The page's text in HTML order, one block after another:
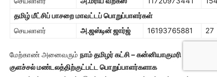
தமிழ் மீட்சிப் பாசறை மாவட்டப் பொறுப்பாளர்கள்
செயலாளர்
அ.ஜஸ்டின் ஜார்ஜ் 16193765881 27
மேற்காண் அனைவரும் நாம் தமிழர் கட்சி – கன்னியாகுமரி
குளச்சல் மண்டலத்திற்குட்பட்ட பொறுப்பாளர்களாக